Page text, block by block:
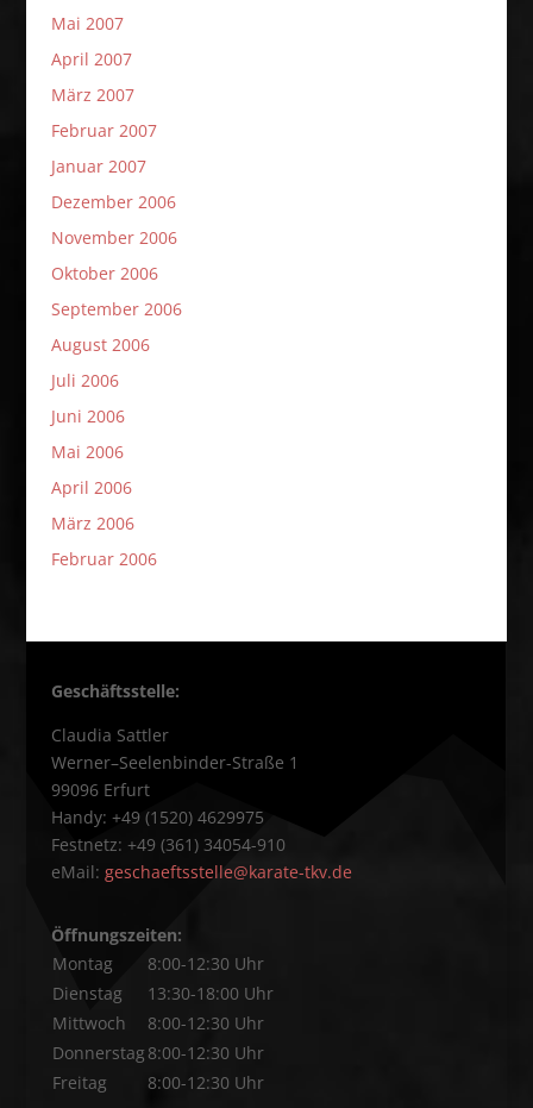
Mai 2007
April 2007
März 2007
Februar 2007
Januar 2007
Dezember 2006
November 2006
Oktober 2006
September 2006
August 2006
Juli 2006
Juni 2006
Mai 2006
April 2006
März 2006
Februar 2006
Geschäftsstelle:
Claudia Sattler
Werner–Seelenbinder-Straße 1
99096 Erfurt
Handy: +49 (1520) 4629975
Festnetz: +49 (361) 34054-910
eMail: geschaeftsstelle@karate-tkv.de
Öffnungszeiten:
Montag
8:00-12:30 Uhr
Dienstag
13:30-18:00 Uhr
Mittwoch
8:00-12:30 Uhr
Donnerstag 8:00-12:30 Uhr
Freitag
8:00-12:30 Uhr